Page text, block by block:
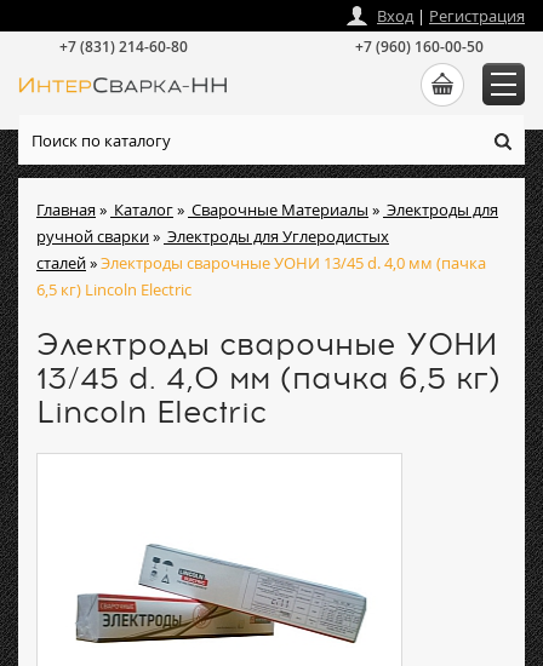
Главная» Каталог» Сварочные Материалы » Электроды для
ручной сварки» Электроды для Углеродистых
сталей»Электроды сварочные УОНИ 13/45 d. 4,0 мм (пачка
6,5 кг) Lincoln Electric
Электроды сварочные УОНИ
13/45 d. 4,0 мм (пачка 6,5 кг)
Lincoln Electric
Вход| Регистрация
+7 (831) 214-60-80 +7 (960) 160-00-50